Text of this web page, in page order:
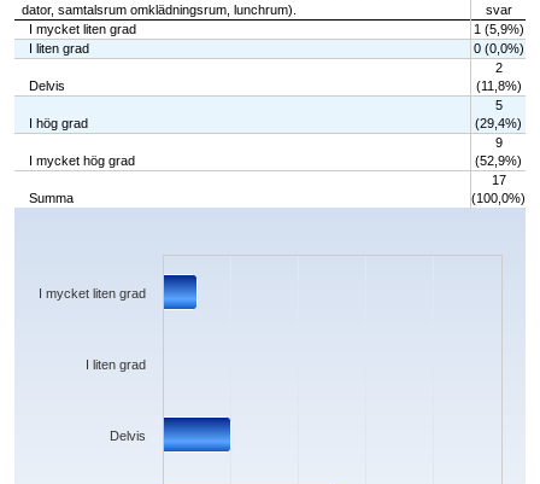
dator, samtalsrum omklädningsrum, lunchrum).
svar
I mycket liten grad
1 (5,9%)
I liten grad
0 (0,0%)
Delvis
2
(11,8%)
I hög grad
5
(29,4%)
I mycket hög grad
9
(52,9%)
Summa
17
(100,0%)
Chart
The chart has 1 X axis displaying categories.
The chart has 1 Y axis displaying values. Data ranges from 0 to 9.
Delvis
I liten grad
I mycket liten grad